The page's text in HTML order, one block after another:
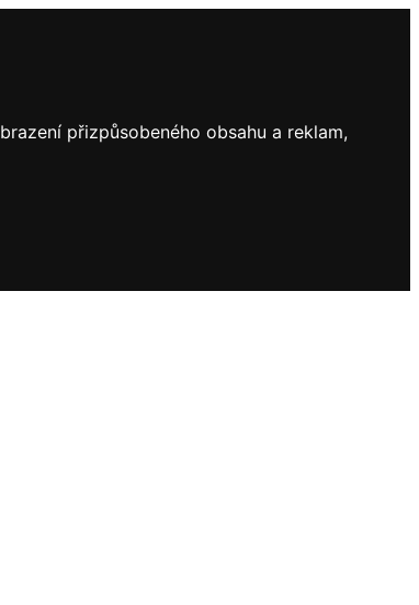
přizpůsobeného obsahu a reklam,